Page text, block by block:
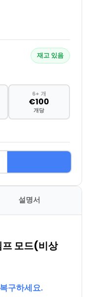
재고 있음
6+ 개
€100
개당
설명서
모드(비상
구하세요.